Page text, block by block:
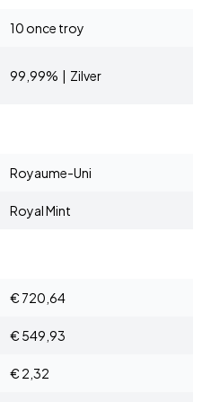
10 once troy
99,99% | Zilver
Royaume-Uni
Royal Mint
€ 720,64
€ 549,93
€ 2,32